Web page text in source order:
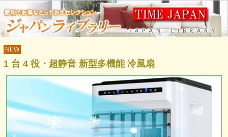
NEW
1 台 4 役・超静音 新型多機能 冷風扇